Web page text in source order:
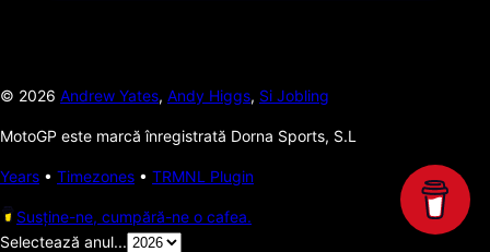
© 2026 Andrew Yates, Andy Higgs, Si Jobling
MotoGP este marcă înregistrată Dorna Sports, S.L
Years • Timezones • TRMNL Plugin
Susține-ne, cumpără-ne o cafea.
Selectează anul...